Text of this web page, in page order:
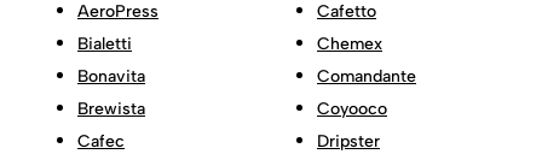
AeroPress
Bialetti
Bonavita
Brewista
Cafec
Cafetto
Chemex
Comandante
Coyooco
Dripster